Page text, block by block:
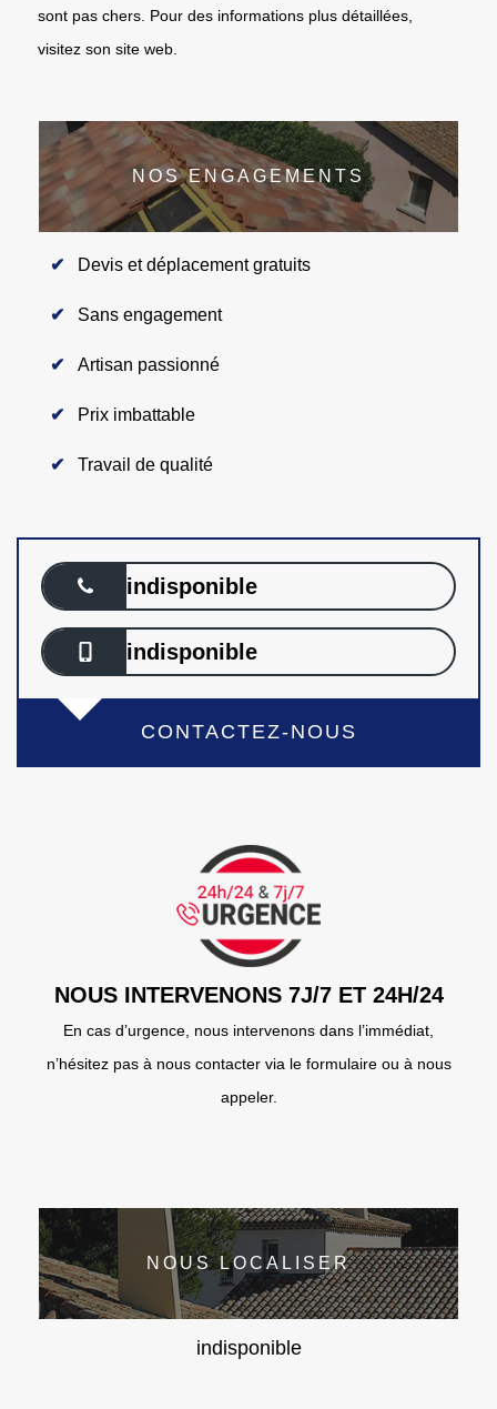
sont pas chers. Pour des informations plus détaillées,
visitez son site web.
NOS ENGAGEMENTS
Devis et déplacement gratuits
Sans engagement
Artisan passionné
Prix imbattable
Travail de qualité
indisponible
indisponible
CONTACTEZ-NOUS
NOUS INTERVENONS 7J/7 ET 24H/24
En cas d’urgence, nous intervenons dans l’immédiat,
n’hésitez pas à nous contacter via le formulaire ou à nous
appeler.
NOUS LOCALISER
indisponible